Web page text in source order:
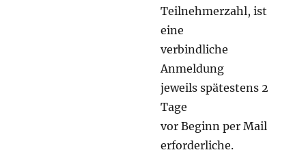
Teilnehmerzahl, ist
eine
verbindliche
Anmeldung
jeweils spätestens 2
Tage
vor Beginn per Mail
erforderliche.